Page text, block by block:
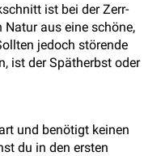
ist bei der Zerr-
aus eine schöne,
jedoch störende
ist der Spätherbst oder
und benötigt keinen
du in den ersten